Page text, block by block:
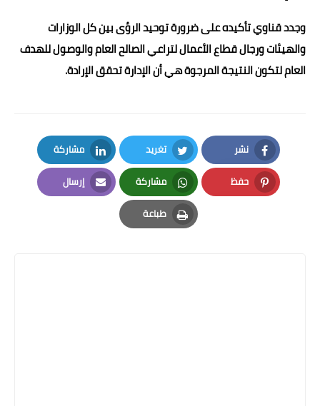
وجدد قناوي تأكيده على ضرورة توحيد الرؤى بين كل الوزارات
والهيئات ورجال قطاع الأعمال لتراعي الصالح العام والوصول للهدف
العام لتكون النتيجة المرجوة هي أن الإدارة تحقق الإرادة.
نشر
Facebook
تغريد
Twitter
مشاركة
LinkedIn
حفظ
Pinterest
مشاركة
Whatsapp
إرسال
Email
طباعة
Print